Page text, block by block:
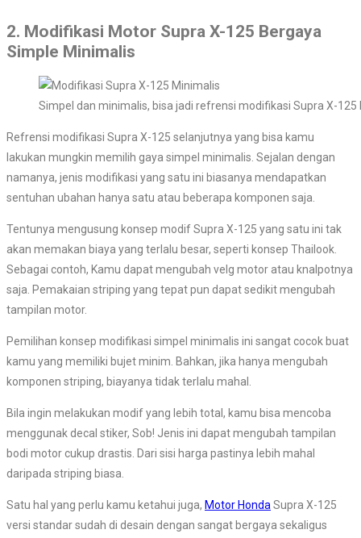
2. Modifikasi Motor Supra X-125 Bergaya
Simple Minimalis
Simpel dan minimalis, bisa jadi refrensi modifikasi Supra X-
Refrensi modifikasi Supra X-125 selanjutnya yang bisa kamu
lakukan mungkin memilih gaya simpel minimalis. Sejalan dengan
namanya, jenis modifikasi yang satu ini biasanya mendapatkan
sentuhan ubahan hanya satu atau beberapa komponen saja.
Tentunya mengusung konsep modif Supra X-125 yang satu ini tak
akan memakan biaya yang terlalu besar, seperti konsep Thailook.
Sebagai contoh, Kamu dapat mengubah velg motor atau knalpotnya
saja. Pemakaian striping yang tepat pun dapat sedikit mengubah
tampilan motor.
Pemilihan konsep modifikasi simpel minimalis ini sangat cocok buat
kamu yang memiliki bujet minim. Bahkan, jika hanya mengubah
komponen striping, biayanya tidak terlalu mahal.
Bila ingin melakukan modif yang lebih total, kamu bisa mencoba
menggunak decal stiker, Sob! Jenis ini dapat mengubah tampilan
bodi motor cukup drastis. Dari sisi harga pastinya lebih mahal
daripada striping biasa.
Satu hal yang perlu kamu ketahui juga, Motor Honda Supra X-125
versi standar sudah di desain dengan sangat bergaya sekaligus